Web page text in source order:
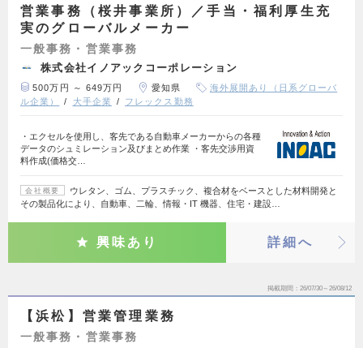
営業事務（桜井事業所）／手当・福利厚生充
実のグローバルメーカー
一般事務・営業事務
株式会社イノアックコーポレーション
500万円 ～ 649万円 愛知県
海外展開あり（日系グローバ
ル企業）
大手企業 フレックス勤務
・エクセルを使用し、客先である自動車メーカーからの各種
データのシュミレーション及びまとめ作業 ・客先交渉用資
料作成(価格交…
会社概要
ウレタン、ゴム、プラスチック、複合材をベースとした材料開発と
その製品化により、自動車、二輪、情報・IT 機器、住宅・建設…
興味あり 詳細へ
掲載期間 26/07/30～26/08/12
【浜松】営業管理業務
一般事務・営業事務